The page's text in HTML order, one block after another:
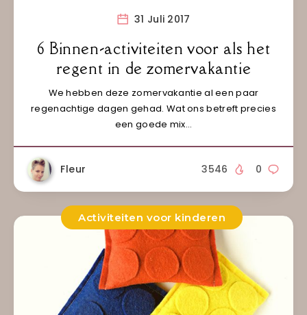
31 Juli 2017
6 Binnen-activiteiten voor als het
regent in de zomervakantie
We hebben deze zomervakantie al een paar
regenachtige dagen gehad. Wat ons betreft precies
een goede mix…
Fleur 0
3546
Activiteiten voor kinderen